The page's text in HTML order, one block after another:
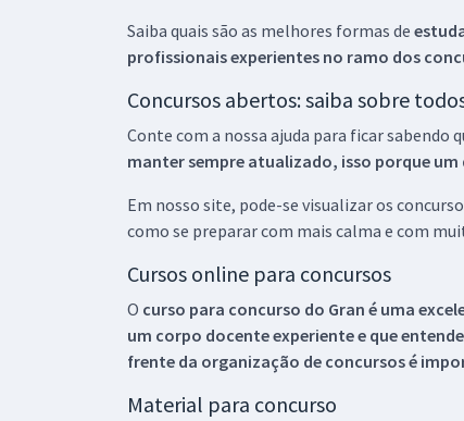
Saiba quais são as melhores formas de
profissionais experientes no ramo dos
Concursos abertos: saiba sobre
Conte com a nossa ajuda para ficar sabendo
manter sempre atualizado, isso porque um
Em nosso site, pode-se visualizar os
como se preparar com mais calma e com
Cursos online para concursos
O curso para concurso do Gran é uma
um corpo docente experiente e que
frente da organização de concursos é
Material para concurso